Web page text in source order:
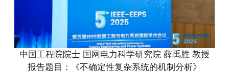
中国工程院院士 国网电力科学研究院 薛禹胜 教授
报告题目：《不确定性复杂系统的机制分析》